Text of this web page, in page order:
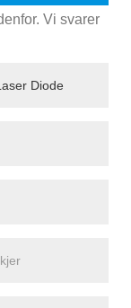
Vi svarer